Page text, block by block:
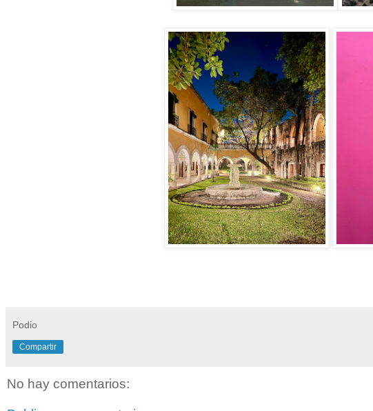
Podio
Compartir
No hay comentarios: